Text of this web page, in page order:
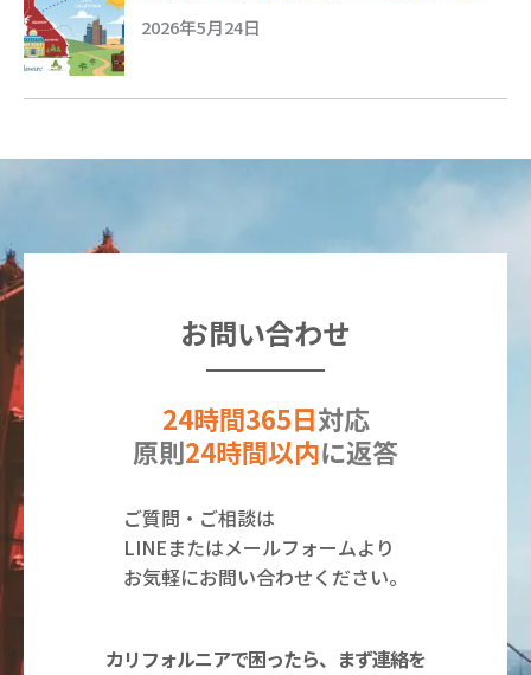
2026年5月24日
お問い合わせ
24時間365日対応
原則24時間以内に返答
ご質問・ご相談は
LINEまたはメールフォームより
お気軽にお問い合わせください。
カリフォルニアで困ったら、まず連絡を